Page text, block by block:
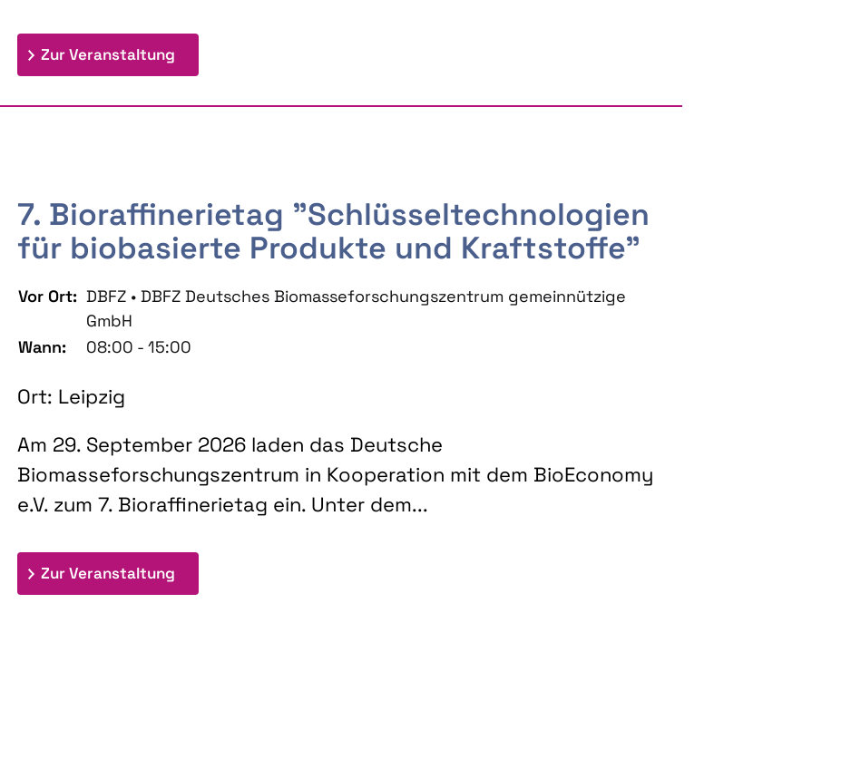
Zur Veranstaltung: 9th Doctoral Colloquium BIOENERGY AND BIOBASED PRODUCTS
7. Bioraffinerietag "Schlüsseltechnologien
für biobasierte Produkte und Kraftstoffe"
Vor Ort: DBFZ • DBFZ Deutsches Biomasseforschungszentrum gemeinnützige
GmbH
Wann:
08:00 - 15:00
Ort: Leipzig
Am 29. September 2026 laden das Deutsche
Biomasseforschungszentrum in Kooperation mit dem BioEconomy
e.V. zum 7. Bioraffinerietag ein. Unter dem...
Zur Veranstaltung: 7. Bioraffinerietag "Schlüsseltechnologien für biobasierte Produkte und Kraftstoffe"